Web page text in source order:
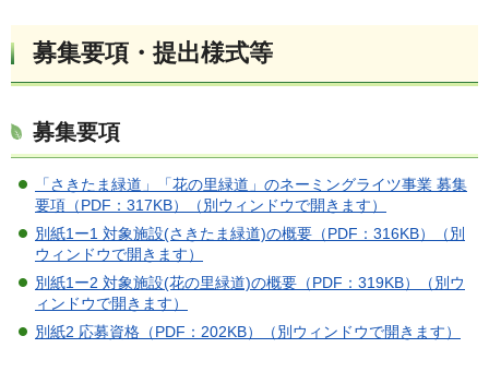
募集要項・提出様式等
募集要項
「さきたま緑道」「花の里緑道」のネーミングライツ事業 募集
要項（PDF：317KB）（別ウィンドウで開きます）
別紙1ー1 対象施設(さきたま緑道)の概要（PDF：316KB）（別
ウィンドウで開きます）
別紙1ー2 対象施設(花の里緑道)の概要（PDF：319KB）（別ウ
ィンドウで開きます）
別紙2 応募資格（PDF：202KB）（別ウィンドウで開きます）